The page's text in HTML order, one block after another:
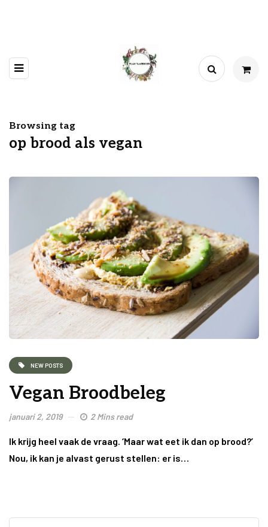
Browsing tag
op brood als vegan
NEW POSTS
Vegan Broodbeleg
januari 2, 2019 2 Mins read
Ik krijg heel vaak de vraag. ‘Maar wat eet ik dan op brood?’
Nou, ik kan je alvast gerust stellen: er is…